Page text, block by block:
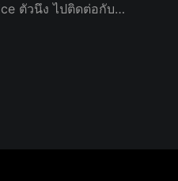
ตัวนึง ไปติดต่อกับ